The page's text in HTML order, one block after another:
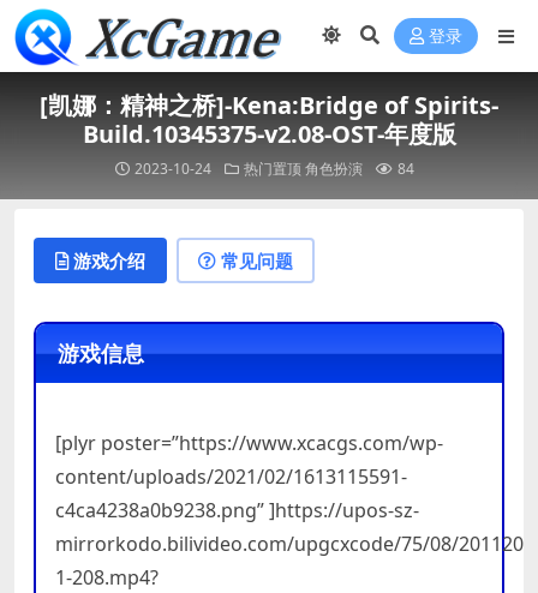
登录
[凯娜：精神之桥]-Kena:Bridge of Spirits-
Build.10345375-v2.08-OST-年度版
2023-10-24 热门置顶 角色扮演 84
游戏介绍 常见问题
游戏信息
[plyr poster=”https://www.xcacgs.com/wp-
content/uploads/2021/02/1613115591-
c4ca4238a0b9238.png” ]https://upos-sz-
mirrorkodo.bilivideo.com/upgcxcode/75/08/
1-208.mp4?